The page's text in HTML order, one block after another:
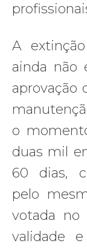
A
ainda não
aprovação
o
duas mil
60 dias,
pelo
votada no
validade